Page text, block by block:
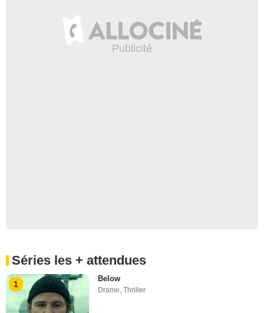
Séries les + attendues
1
Below
Drame ,Thriller